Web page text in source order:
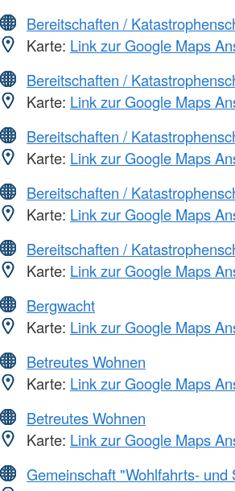
Bereitschaften /
Karte: Link zur Google Maps
Bereitschaften /
Karte: Link zur Google Maps
Bereitschaften /
Karte: Link zur Google Maps
Bereitschaften /
Karte: Link zur Google Maps
Bereitschaften /
Karte: Link zur Google Maps
Bergwacht
Karte: Link zur Google Maps
Betreutes Wohnen
Karte: Link zur Google Maps
Betreutes Wohnen
Karte: Link zur Google Maps
Gemeinschaft "Wohlfahrts- und